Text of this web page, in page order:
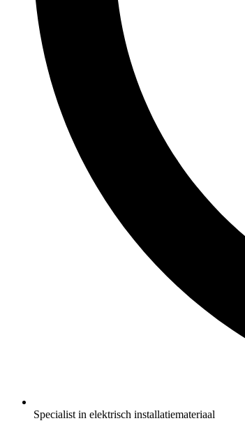
Specialist in elektrisch installatiemateriaal